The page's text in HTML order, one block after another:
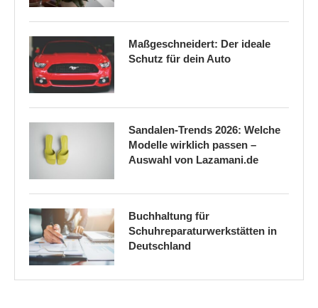
Maßgeschneidert: Der ideale
Schutz für dein Auto
Sandalen-Trends 2026: Welche
Modelle wirklich passen –
Auswahl von Lazamani.de
Buchhaltung für
Schuhreparaturwerkstätten in
Deutschland